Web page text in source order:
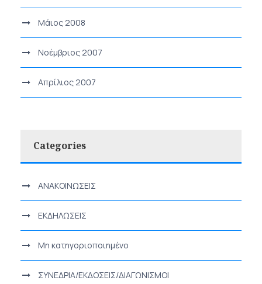
Μάιος 2008
Νοέμβριος 2007
Απρίλιος 2007
Categories
ΑΝΑΚΟΙΝΩΣΕΙΣ
ΕΚΔΗΛΩΣΕΙΣ
Μη κατηγοριοποιημένο
ΣΥΝΕΔΡΙΑ/ΕΚΔΟΣΕΙΣ/ΔΙΑΓΩΝΙΣΜΟΙ